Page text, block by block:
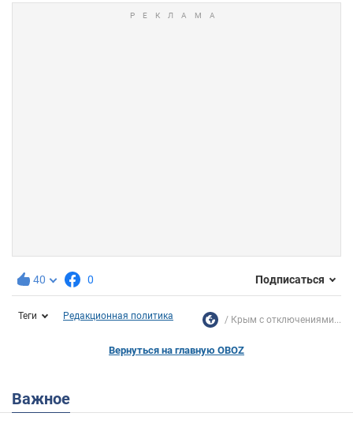
40 0 Подписаться
Теги Редакционная политика Крым с отключениями...
Вернуться на главную OBOZ
Важное